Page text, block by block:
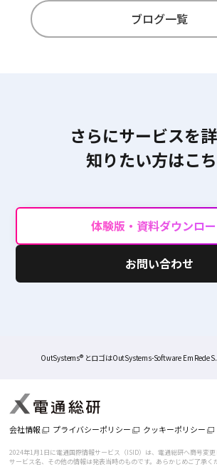
ブログ一覧
さらにサービスを
知りたい方はこ
体験版・資料ダウンロ
お問い合わせ
OutSystems® とロゴはOutSystems-Software Em Rede
会社情報 プライバシーポリシー クッキーポリシー
2024年1月1日に電通国際情報サービス（ISID）は、電通総研へ商号変
サービス名、その他の情報は発表当時のものです。あらかじめご了承く